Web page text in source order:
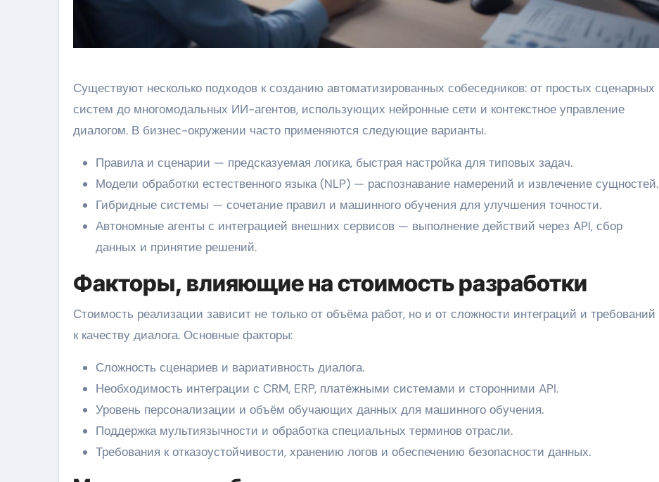
Существуют несколько подходов к созданию автоматизированных собеседников: от простых сценарных
систем до многомодальных ИИ-агентов, использующих нейронные сети и контекстное управление
диалогом. В бизнес-окружении часто применяются следующие варианты.
Правила и сценарии — предсказуемая логика, быстрая настройка для типовых задач.
Модели обработки естественного языка (NLP) — распознавание намерений и извлечение сущностей.
Гибридные системы — сочетание правил и машинного обучения для улучшения точности.
Автономные агенты с интеграцией внешних сервисов — выполнение действий через API, сбор
данных и принятие решений.
Факторы, влияющие на стоимость разработки
Стоимость реализации зависит не только от объёма работ, но и от сложности интеграций и требований
к качеству диалога. Основные факторы:
Сложность сценариев и вариативность диалога.
Необходимость интеграции с CRM, ERP, платёжными системами и сторонними API.
Уровень персонализации и объём обучающих данных для машинного обучения.
Поддержка мультиязычности и обработка специальных терминов отрасли.
Требования к отказоустойчивости, хранению логов и обеспечению безопасности данных.